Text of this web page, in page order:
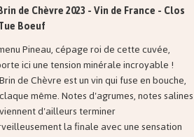
de Chèvre 2023 - Vin de France - Clos
Boeuf
Pineau, cépage roi de cette cuvée,
ici une tension minérale incroyable !
de Chèvre est un vin qui fuse en bouche,
même. Notes d'agrumes, notes salines
d'ailleurs terminer
la finale avec une sensation